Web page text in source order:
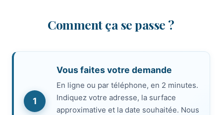
Comment ça se passe ?
1
Vous faites votre demande
En ligne ou par téléphone, en 2 minutes.
Indiquez votre adresse, la surface
approximative et la date souhaitée. Nous